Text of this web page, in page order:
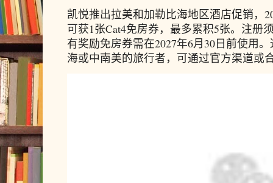
凯悦推出拉美和加勒比海地区酒店促销，
可获1张Cat4免房券，最多累积5张。注册
有奖励免房券需在2027年6月30日前使用
海或中南美的旅行者，可通过官方渠道或